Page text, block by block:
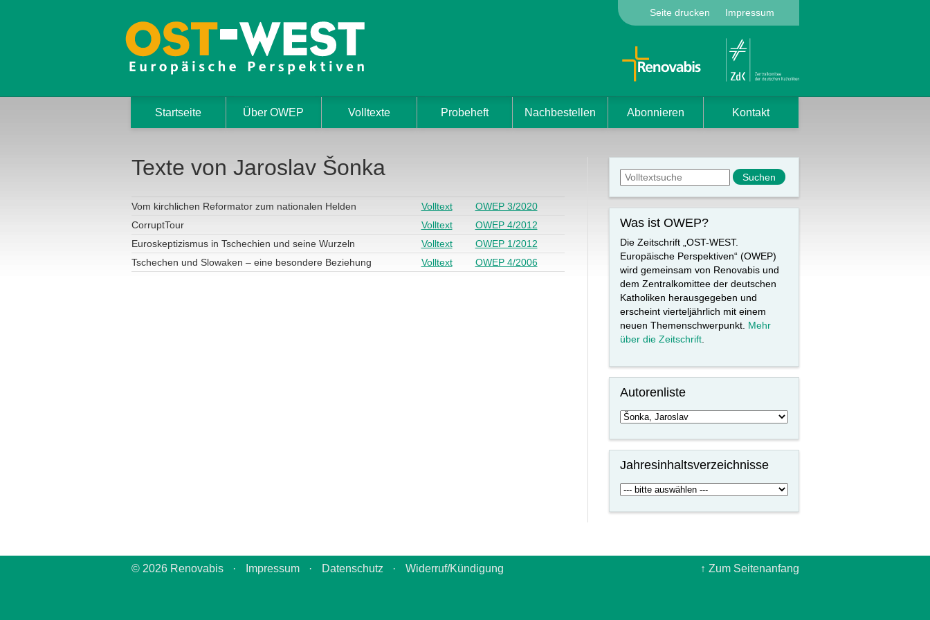
Seite drucken Impressum
Startseite Über OWEP Volltexte Probeheft Nachbestellen Abonnieren Kontakt
Texte von Jaroslav Šonka
Vom kirchlichen Reformator zum nationalen Helden Volltext
OWEP 3/2020
CorruptTour
Volltext
OWEP 4/2012
Euroskeptizismus in Tschechien und seine Wurzeln
Volltext
OWEP 1/2012
Tschechen und Slowaken – eine besondere Beziehung
Volltext OWEP 4/2006
Suchformular Suche
Was ist OWEP?
Die Zeitschrift „OST-WEST.
Europäische Perspektiven“ (OWEP)
wird gemeinsam von Renovabis und
dem Zentralkomittee der deutschen
Katholiken herausgegeben und
erscheint vierteljährlich mit einem
neuen Themenschwerpunkt. Mehr
über die Zeitschrift.
Autorenliste
Jahresinhaltsverzeichnisse
© 2026 Renovabis · Impressum · Datenschutz · Widerruf/Kündigung ↑ Zum Seitenanfang